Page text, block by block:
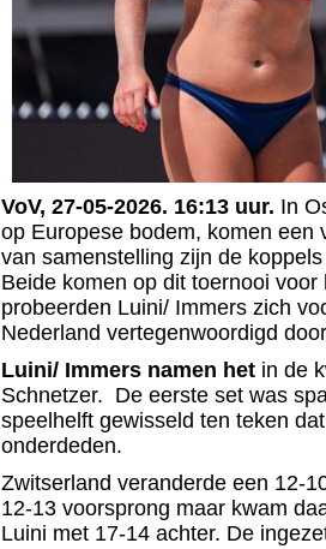
VoV, 27-05-2026. 16:13 uur. In
op Europese bodem, komen een
van samenstelling zijn de
Beide komen op dit toernooi
probeerden Luini/ Immers zich
Nederland vertegenwoordigd
Luini/ Immers namen het in de
Schnetzer. De eerste set was
speelhelft gewisseld ten teken
onderdeden.
Zwitserland veranderde een 12-
12-13 voorsprong maar kwam
Luini met 17-14 achter. De